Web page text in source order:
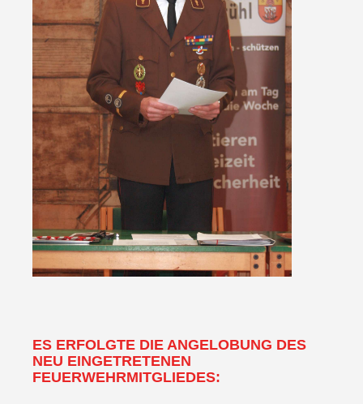
ES ERFOLGTE DIE ANGELOBUNG DES
NEU EINGETRETENEN
FEUERWEHRMITGLIEDES: